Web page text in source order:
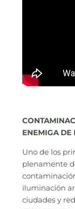
ENEMIGA DE
Uno de los
plenamente
iluminación
ciudades y